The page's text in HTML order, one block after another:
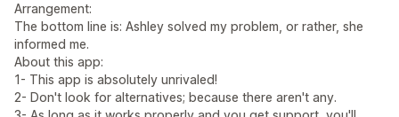
Arrangement:
The bottom line is: Ashley solved my problem, or rather, she
informed me.
About this app:
1- This app is absolutely unrivaled!
2- Don't look for alternatives; because there aren't any.